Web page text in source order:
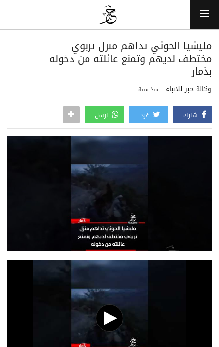
مليشيا الحوثي تداهم منزل تربوي
مختطف لديهم وتمنع عائلته من دخوله
بذمار
وكالة خبر للانباء منذ سنة
شارك غرد ارسل